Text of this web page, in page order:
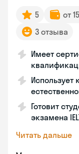
5 от
3 отзыва
Имеет
Готовит
экзамена
Читать дальше